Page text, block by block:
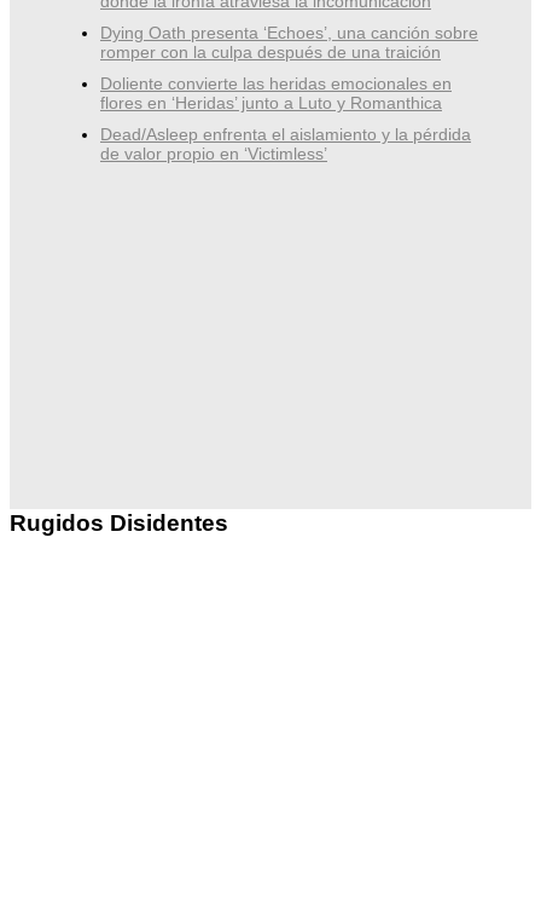
Dying Oath presenta ‘Echoes’, una canción sobre
romper con la culpa después de una traición
Doliente convierte las heridas emocionales en
flores en ‘Heridas’ junto a Luto y Romanthica
Dead/Asleep enfrenta el aislamiento y la pérdida
de valor propio en ‘Victimless’
Rugidos Disidentes